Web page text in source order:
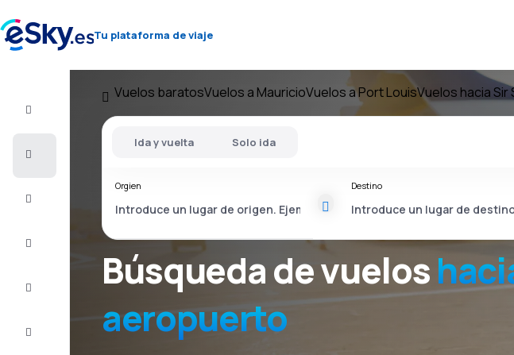
Tu plataforma de viaje
Vuelos baratosVuelos a MauricioVuelos a Port LouisVuelos hacia
Búsqueda de vuelos
aeropuerto
Ida y vuelta Solo ida
Orgien Destino